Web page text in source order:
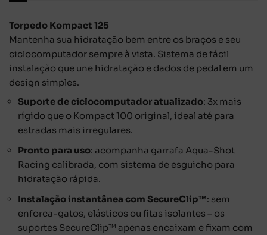
Torpedo Kompact 125
Mantenha sua hidratação bem entre os braços e seu
ciclocomputador sempre à vista. Sistema de fácil
instalação que une hidratação e dados de pedal em um
design simples.
Suporte de ciclocomputador atualizado: 3x mais
rígido que o Kompact 100 original, ideal até para
estradas mais irregulares.
Pronto para uso: acompanha garrafa Aqua-Shot
Racing calibrada, com sistema de esguicho para
hidratação rápida.
Instalação instantânea com SecureClip™: sem
enforca-gatos, elásticos ou fitas isolantes – os
suportes SecureClip™ apenas encaixam e fixam com